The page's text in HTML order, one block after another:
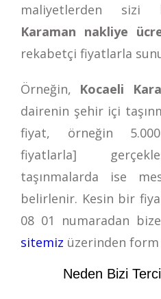
maliyetlerden sizi
Karaman nakliye
rekabetçi fiyatlarla
Örneğin, Kocaeli
dairenin şehir içi
fiyat, örneğin
fiyatlarla]
taşınmalarda ise
belirlenir. Kesin bir
08 01
numaradan
sitemiz üzerinden
Neden Bizi